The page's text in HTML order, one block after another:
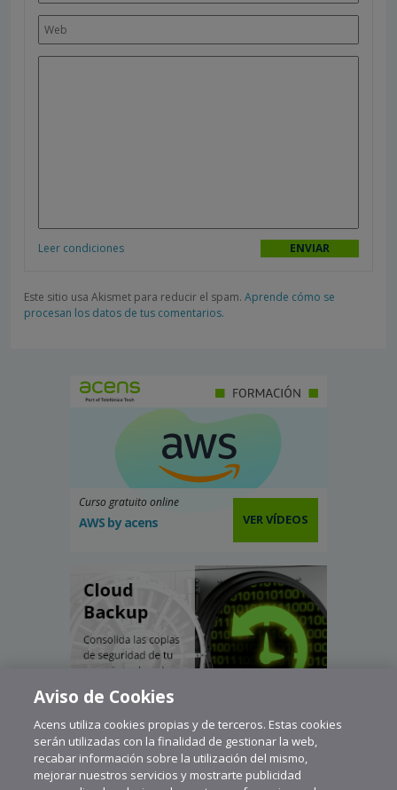
Leer condiciones
Este sitio usa Akismet para reducir el spam. Aprende cómo se
procesan los datos de tus comentarios.
Curso gratuito online
AWS by acens VER VÍDEOS
Aviso de Cookies
Acens utiliza cookies propias y de terceros. Estas cookies
serán utilizadas con la finalidad de gestionar la web,
recabar información sobre la utilización del mismo,
mejorar nuestros servicios y mostrarte publicidad